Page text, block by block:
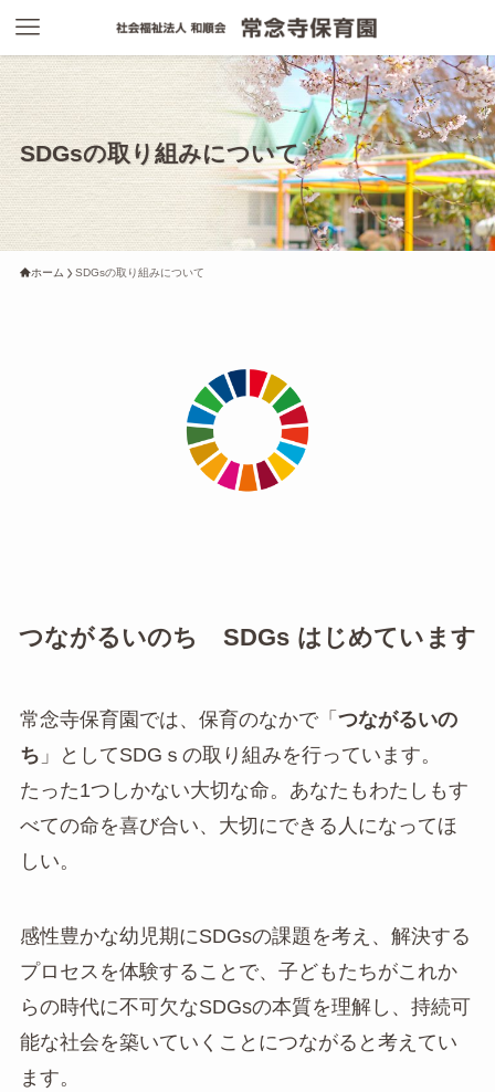
SDGsの取り組みについて
ホーム SDGsの取り組みについて
つながるいのち SDGs はじめています
常念寺保育園では、保育のなかで「 つながるいの
ち 」としてSDGｓの取り組みを行っています。
たった1つしかない大切な命。あなたもわたしもす
べての命を喜び合い、大切にできる人になってほ
しい。
感性豊かな幼児期にSDGsの課題を考え、解決する
プロセスを体験することで、子どもたちがこれか
らの時代に不可欠なSDGsの本質を理解し、持続可
能な社会を築いていくことにつながると考えてい
ます。